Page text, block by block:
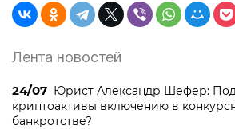
Лента новостей
24/07 Юрист Александр Шефер:
криптоактивы включению в
банкротстве?